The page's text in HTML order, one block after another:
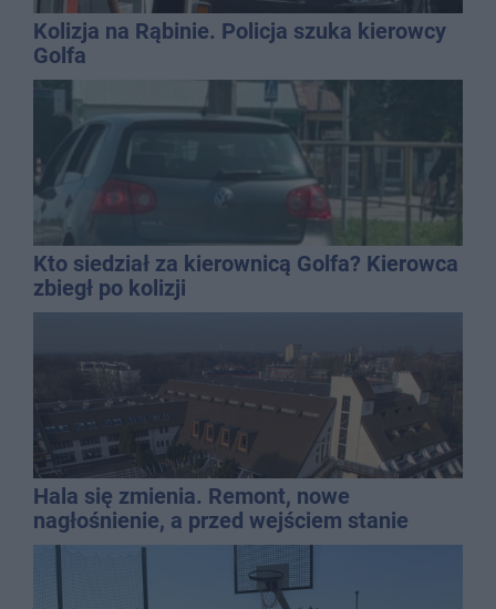
Kolizja na Rąbinie. Policja szuka kierowcy
Golfa
Kto siedział za kierownicą Golfa? Kierowca
zbiegł po kolizji
Hala się zmienia. Remont, nowe
nagłośnienie, a przed wejściem stanie
QEMETICA ARENA